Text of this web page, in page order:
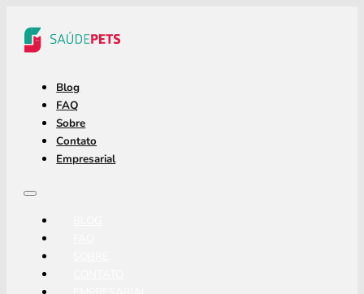
Blog
FAQ
Sobre
Contato
Empresarial